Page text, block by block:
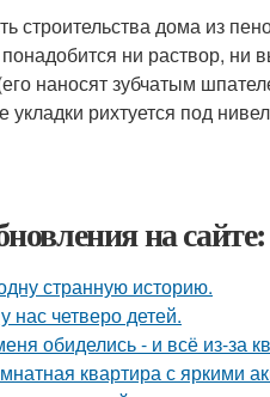
строительства дома из
ни раствор, ни
наносят зубчатым
укладки рихтуется под
на сайте:
странную историю.
нас четверо детей.
обиделись - и всё из-за
квартира с яркими